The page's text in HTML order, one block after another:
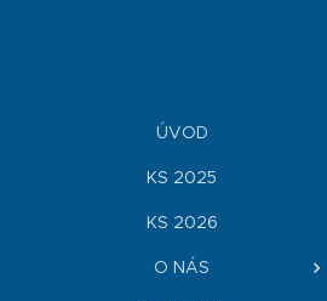
ÚVOD
KS 2025
KS 2026
O NÁS